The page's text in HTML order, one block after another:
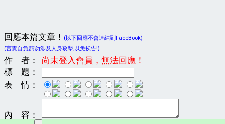
回應本篇文章！
(以下回應不會連結到FaceBook)
(言責自負,請勿涉及人身攻擊,以免挨告!)
作 者：
尚未登入會員，無法回應！
標 題：
表 情：
內 容：